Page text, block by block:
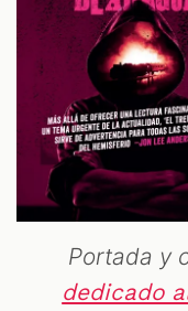
Portada y
dedicado